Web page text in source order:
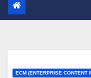
ECM (ENTERPRISE CONTENT